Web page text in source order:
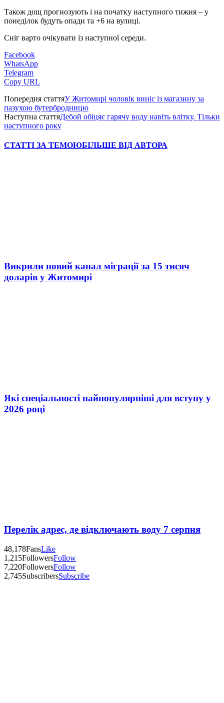
Також дощ прогнозують і на початку наступного тижня – у
понеділок будуть опади та +6 на вулиці.
Сніг варто очікувати із наступної середи.
Facebook
WhatsApp
Telegram
Copy URL
Попередня статтяУ Житомирі чоловік виніс із магазину за
пазухою бутербродницю
Наступна статтяДебой обіцяє гарячу воду навіть влітку. Тільки
наступного року
СТАТТІ ЗА ТЕМОЮБІЛЬШЕ ВІД АВТОРА
Викрили новий канал міграції за 15 тисяч
доларів у Житомирі
Які спеціальності найпопулярніші для вступу у
2026 році
Перелік адрес, де відключають воду 7 серпня
48,178FansLike
1,215FollowersFollow
7,220FollowersFollow
2,745SubscribersSubscribe